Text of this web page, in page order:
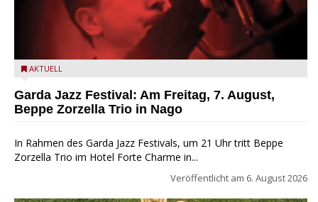
Beppe Zorzella Trio zu Gast beim Garda Jazz Festival
AKTUELL
Garda Jazz Festival: Am Freitag, 7. August,
Beppe Zorzella Trio in Nago
In Rahmen des Garda Jazz Festivals, um 21 Uhr tritt Beppe
Zorzella Trio im Hotel Forte Charme in...
Veröffentlicht am 6. August 2026